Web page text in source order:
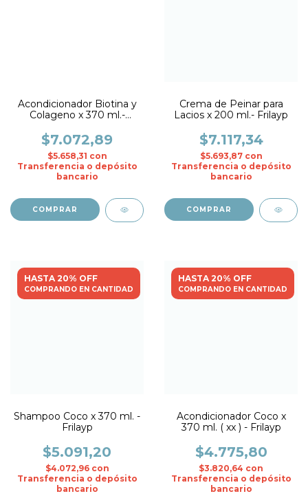
Acondicionador Biotina y
Colageno x 370 ml.-
$7.072,89
$5.658,31 con
Transferencia o depósito
bancario
Crema de Peinar para
Lacios x 200 ml.- Frilayp
$7.117,34
$5.693,87 con
Transferencia o depósito
bancario
HASTA 20% OFF
COMPRANDO EN CANTIDAD
Shampoo Coco x 370 ml. -
Frilayp
$5.091,20
$4.072,96 con
Transferencia o depósito
bancario
HASTA 20% OFF
COMPRANDO EN CANTIDAD
Acondicionador Coco x
370 ml. ( xx ) - Frilayp
$4.775,80
$3.820,64 con
Transferencia o depósito
bancario